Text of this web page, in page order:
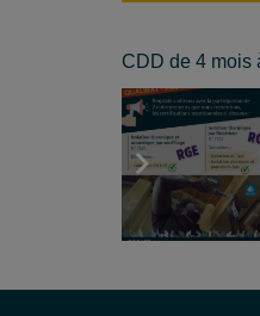
CDD de 4 mois
Tous les détails
Voir offre